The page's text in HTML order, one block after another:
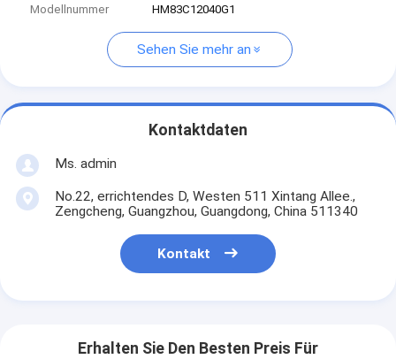
Modellnummer
HM83C12040G1
Sehen Sie mehr an
Kontaktdaten
Ms. admin
No.22, errichtendes D, Westen 511 Xintang Allee.,
Zengcheng, Guangzhou, Guangdong, China 511340
Kontakt
Erhalten Sie Den Besten Preis Für